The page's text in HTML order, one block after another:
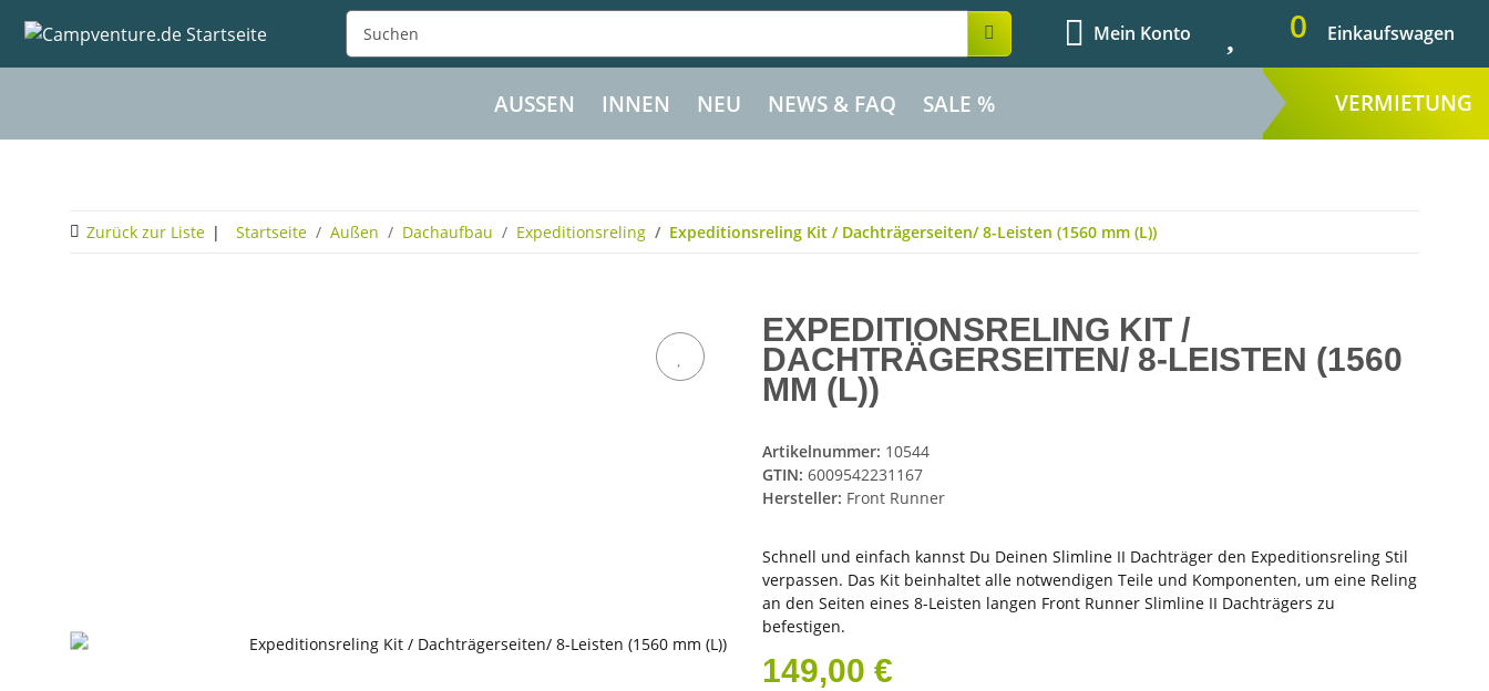
Mein Konto 0 Einkaufswagen
AUSSEN INNEN NEU NEWS & FAQ SALE % VERMIETUNG
Zurück zur Liste Startseite Außen Dachaufbau Expeditionsreling Expeditionsreling Kit / Dachträgerseiten/ 8-Leisten (1560 mm (L))
EXPEDITIONSRELING KIT /
DACHTRÄGERSEITEN/ 8-LEISTEN (1560
MM (L))
Artikelnummer: 10544
GTIN: 6009542231167
Hersteller: Front Runner
Schnell und einfach kannst Du Deinen Slimline II Dachträger den Expeditionsreling Stil
verpassen. Das Kit beinhaltet alle notwendigen Teile und Komponenten, um eine Reling
an den Seiten eines 8-Leisten langen Front Runner Slimline II Dachträgers zu
befestigen.
149,00 €